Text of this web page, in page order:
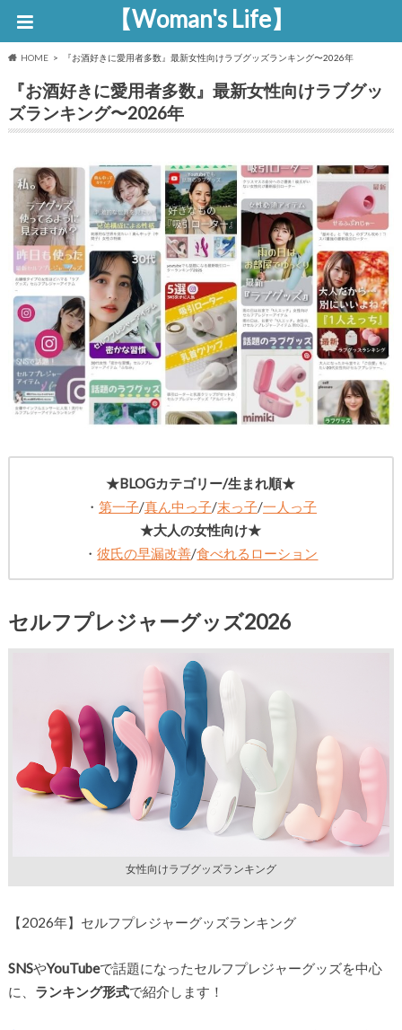
【Woman's Life】
HOME 『お酒好きに愛用者多数』最新女性向けラブグッズランキング〜2026年
『お酒好きに愛用者多数』最新女性向けラブグッ
ズランキング〜2026年
★BLOGカテゴリー/生まれ順★
・ 第一子/真ん中っ子/末っ子/一人っ子
★大人の女性向け★
・彼氏の早漏改善/食べれるローション
セルフプレジャーグッズ2026
女性向けラブグッズランキング
【2026年】セルフプレジャーグッズランキング
SNSやYouTubeで話題になったセルフプレジャーグッズを中心
に、 ランキング形式で紹介します！